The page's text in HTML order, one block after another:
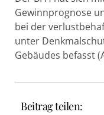
Gewinnprognose
bei der
unter
Gebäudes befasst
Beitrag teilen: